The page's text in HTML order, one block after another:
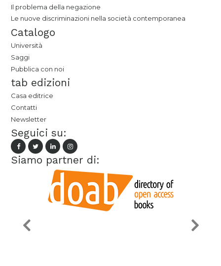
Il problema della negazione
Le nuove discriminazioni nella società contemporanea
Catalogo
Università
Saggi
Pubblica con noi
tab edizioni
Casa editrice
Contatti
Newsletter
Seguici su:
Siamo partner di: